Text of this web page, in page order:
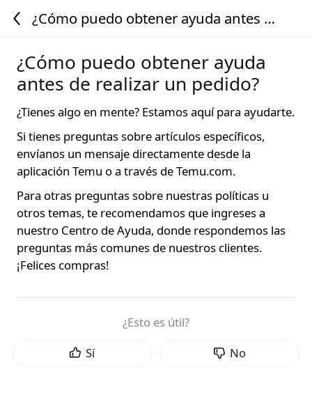
¿Cómo puedo obtener ayuda antes de
¿Cómo puedo obtener ayuda
antes de realizar un pedido?
¿Tienes algo en mente? Estamos aquí para ayudarte.
Si tienes preguntas sobre artículos específicos,
envíanos un mensaje directamente desde la
aplicación Temu o a través de Temu.com.
Para otras preguntas sobre nuestras políticas u
otros temas, te recomendamos que ingreses a
nuestro Centro de Ayuda, donde respondemos las
preguntas más comunes de nuestros clientes.
¡Felices compras!
¿Esto es útil?
Sí
No